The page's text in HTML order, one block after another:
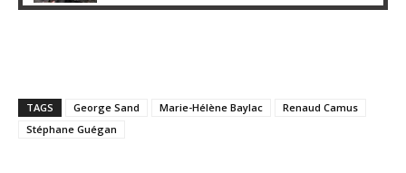
TAGS George Sand Marie-Hélène Baylac
Renaud Camus
Stéphane Guégan